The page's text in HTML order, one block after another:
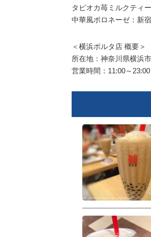
タピオカ苺ミルクティ
中華風ボロネーゼ：新
＜横浜ポルタ店 概要＞
所在地：神奈川県横浜
営業時間：11:00～23:00